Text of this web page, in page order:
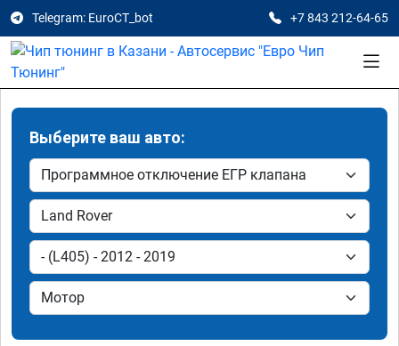
Telegram: EuroCT_bot +7 843 212-64-65
Выберите ваш авто: